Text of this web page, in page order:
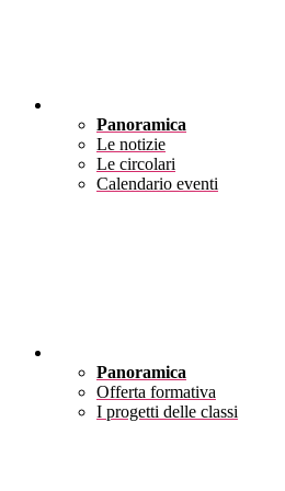
Panoramica
Le notizie
Le circolari
Calendario eventi
Panoramica
Offerta formativa
I progetti delle classi